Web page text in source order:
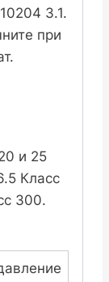
3.1.
при
и 25
Класс
300.